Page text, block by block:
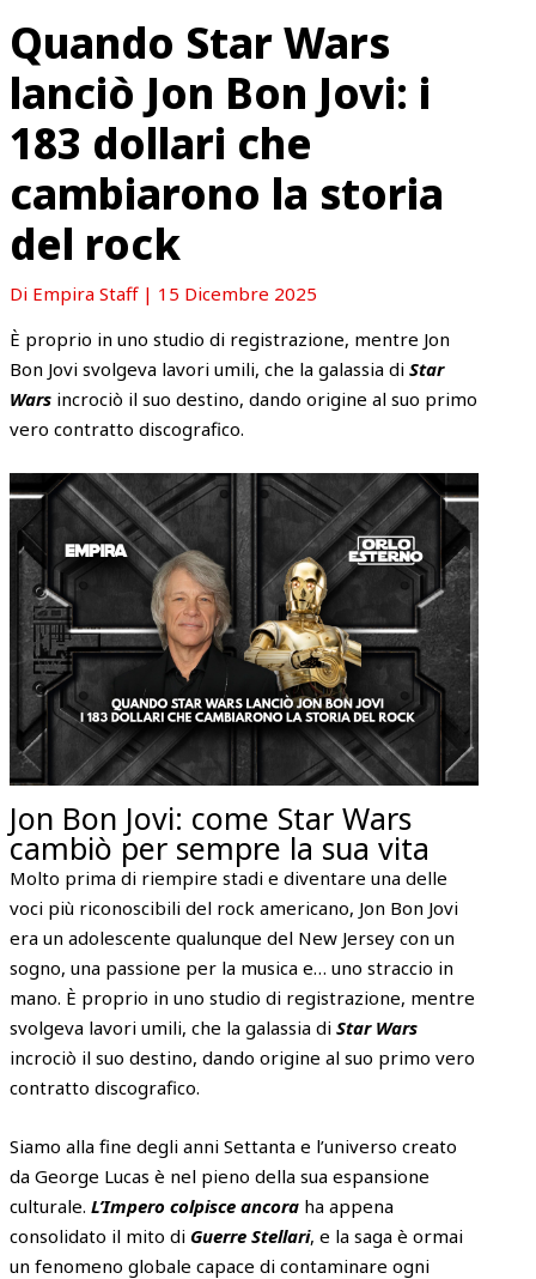
Quando Star Wars
lanciò Jon Bon Jovi: i
183 dollari che
cambiarono la storia
del rock
Di Empira Staff | 15 Dicembre 2025
È proprio in uno studio di registrazione, mentre Jon
Bon Jovi svolgeva lavori umili, che la galassia diStar
Wars incrociò il suo destino, dando origine al suo primo
vero contratto discografico.
Jon Bon Jovi: come Star Wars
cambiò per sempre la sua vita
Molto prima di riempire stadi e diventare una delle
voci più riconoscibili del rock americano, Jon Bon Jovi
era un adolescente qualunque del New Jersey con un
sogno, una passione per la musica e… uno straccio in
mano. È proprio in uno studio di registrazione, mentre
svolgeva lavori umili, che la galassia diStar Wars
incrociò il suo destino, dando origine al suo primo vero
contratto discografico.
Siamo alla fine degli anni Settanta e l’universo creato
da George Lucas è nel pieno della sua espansione
culturale.L’Impero colpisce ancora ha appena
consolidato il mito di Guerre Stellari, e la saga è ormai
un fenomeno globale capace di contaminare ogni